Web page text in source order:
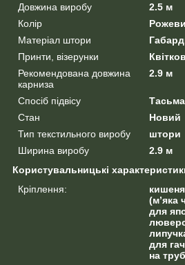
Довжина виробу
2.5 м
Колір
Матеріал штори
Принти, візерунки
Рекомендована довжина
карниза
2.9 м
Спосіб підвісу
Тасьма
Стан
Новий
Тип текстильного виробу
штори
Ширина виробу
2.9 м
Користувальницькі
Кріплення:
(м’яка
для
для
на